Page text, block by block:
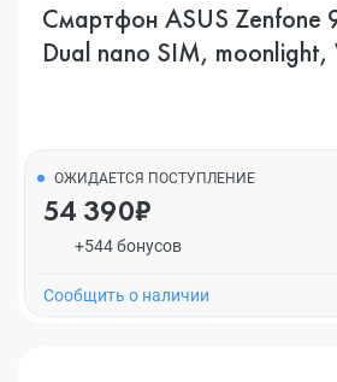
Смартфон ASUS
Dual nano SIM,
ОЖИДАЕТСЯ ПОСТУПЛЕНИЕ
54 390₽
+544 бонусов
Cообщить о наличии